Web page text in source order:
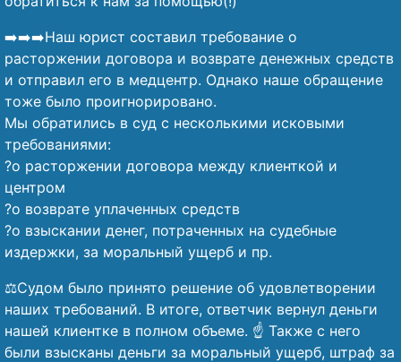
➡️➡️➡️Наш юрист составил требование о
расторжении договора и возврате денежных средств
и отправил его в медцентр. Однако наше обращение
тоже было проигнорировано.
Мы обратились в суд с несколькими исковыми
требованиями:
?о расторжении договора между клиенткой и
центром
?о возврате уплаченных средств
?о взыскании денег, потраченных на судебные
издержки, за моральный ущерб и пр.
⚖️Судом было принято решение об удовлетворении
наших требований. В итоге, ответчик вернул деньги
нашей клиентке в полном объеме. ☝️ Также с него
были взысканы деньги за моральный ущерб, штраф за